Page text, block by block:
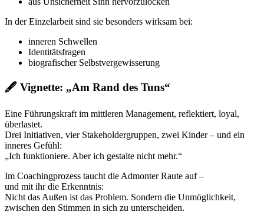
In der Einzelarbeit sind sie besonders wirksam bei:
inneren Schwellen
Identitätsfragen
biografischer Selbstvergewisserung
🖋️ Vignette: „Am Rand des Tuns“
Eine Führungskraft im mittleren Management, reflektiert, loyal,
überlastet.
Drei Initiativen, vier Stakeholdergruppen, zwei Kinder – und ein
inneres Gefühl:
„Ich funktioniere. Aber ich gestalte nicht mehr.“
Im Coachingprozess taucht die Admonter Raute auf –
und mit ihr die Erkenntnis:
Nicht das Außen ist das Problem. Sondern die Unmöglichkeit,
zwischen den Stimmen in sich zu unterscheiden.